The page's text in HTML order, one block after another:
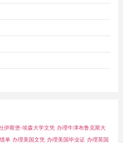
伊斯堡-埃森大学文凭 办理牛津布鲁克斯大
单 办理美国文凭 办理美国毕业证 办理英国